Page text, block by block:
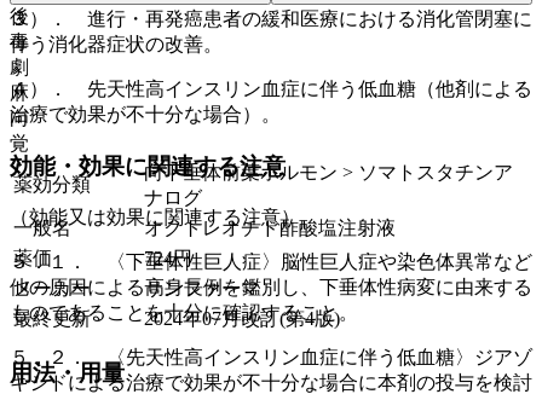
３）． 進行・再発癌患者の緩和医療における消化管閉塞に
伴う消化器症状の改善。
４）． 先天性高インスリン血症に伴う低血糖（他剤による
治療で効果が不十分な場合）。
効能・効果に関連する注意
（効能又は効果に関連する注意）
５．１． 〈下垂体性巨人症〉脳性巨人症や染色体異常など
他の原因による高身長例を鑑別し、下垂体性病変に由来する
ものであることを十分に確認すること。
５．２． 〈先天性高インスリン血症に伴う低血糖〉ジアゾ
キシドによる治療で効果が不十分な場合に本剤の投与を検討
後
毒
劇
麻
向
覚
薬効分類
向下垂体前葉ホルモン > ソマトスタチンア
ナログ
一般名
オクトレオチド酢酸塩注射液
薬価
724円
メーカー
サンファーマ
最終更新
2024年07月改訂(第4版)
用法・用量